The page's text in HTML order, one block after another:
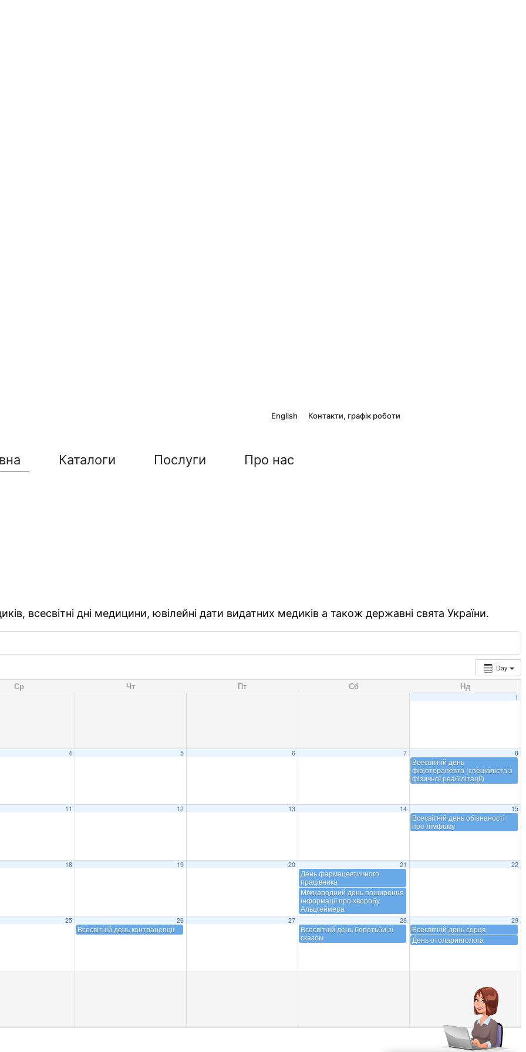
English Контакти, графік роботи
Каталоги Послуги Про нас
всесвітні дні медицини, ювілейні дати видатних медиків а також державні свята України.
Day
Ср Чт Пт Сб Нд
1
4 5 6 7 8
Всесвітній день
фізіотерапевта (спеціаліста з
фізичної реабілітації)
11 12 13 14 15
Всесвітній день обізнаності
про лімфому
18 19 20 21
День фармацевтичного
працівника
Міжнародний день поширення
інформації про хворобу
Альцгеймера
22
25 26
Всесвітній день контрацепції
27 28
Всесвітній день боротьби зі
сказом
29
Всесвітній день серця
День отоларинголога